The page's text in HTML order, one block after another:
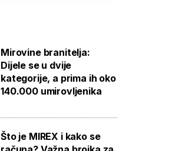
Mirovine branitelja:
Dijele se u dvije
kategorije, a prima ih oko
140.000 umirovljenika
Što je MIREX i kako se